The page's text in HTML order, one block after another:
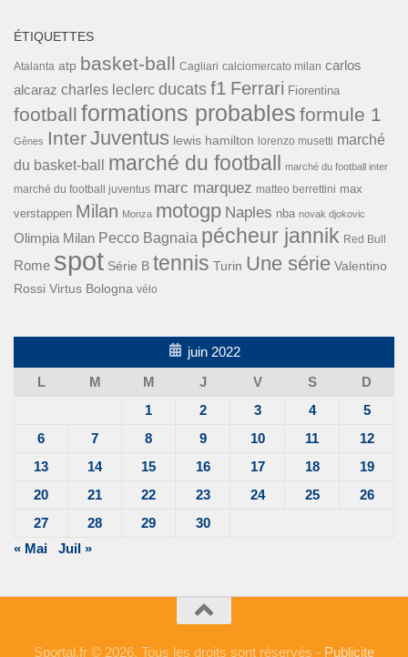
ÉTIQUETTES
Atalanta atp basket-ball Cagliari calciomercato milan carlos
alcaraz charles leclerc ducats f1 Ferrari Fiorentina
football formations probables formule 1
Gênes InterJuventus lewis hamilton lorenzo musetti marché
du basket-ball
marché du football marché du football inter
marché du football juventus marc marquez matteo berrettini max
verstappen Milan Monza motogp Naples nba novak djokovic
Olimpia Milan Pecco Bagnaia pécheur jannik Red Bull
Rome spot Série B tennis Turin Une série Valentino
Rossi Virtus Bologna vélo
juin 2022
L
M M J V S
D
1
2 3 4
5
6
7 8 9 10 11
12
13
14 15 16 17 18
19
20
21 22 23 24 25
26
27
28 29
30
« Mai
Juil »
Sportal.fr © 2026. Tous les droits sont réservés - Publicite